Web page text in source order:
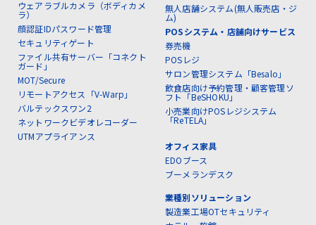
ウェアラブルカメラ（ボディカメ
ラ）
顔認証IDパスワード管理
セキュリティゲート
ファイル共有サーバー「コネクト
ガード」
MOT/Secure
リモートアクセス「V-Warp」
バルテックスワン2
ネットワークビデオレコーダー
UTMアプライアンス
無人店舗システム(無人販売店・ジ
ム)
POSシステム・店舗向けサービス
券売機
POSレジ
サロン管理システム「Besalo」
飲食店向け予約管理・顧客管理ソ
フト「BeSHOKU」
小売業向けPOSレジシステム
「ReTELA」
オフィス家具
EDOブース
ブーメランデスク
業種別ソリューション
製造業工場OTセキュリティ